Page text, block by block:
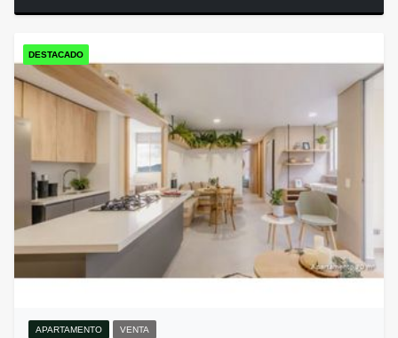
DESTACADO
APARTAMENTO VENTA